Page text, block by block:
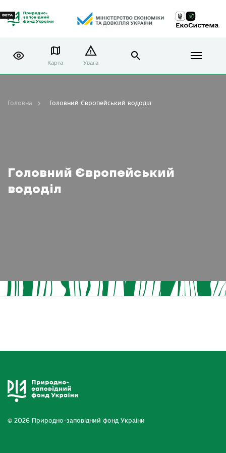
Карта Увага
Головний Європейський
вододіл
Головна Головний Європейський вододіл
© 2026 Природно-заповідний фонд України